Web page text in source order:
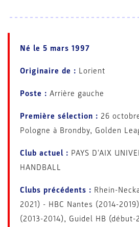
Né le 5 mars 1997
Originaire de : Lorient
Poste : Arrière gauche
Première sélection : 26
Pologne à Brondby, Golden
Club actuel : PAYS D'AIX
HANDBALL
Clubs précédents : Rhein-
2021) - HBC Nantes (2014-
(2013-2014), Guidel HB (début-